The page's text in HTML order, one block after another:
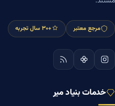
مرجع معتبر +۳۰ سال تجربه
خدمات بنیاد میر